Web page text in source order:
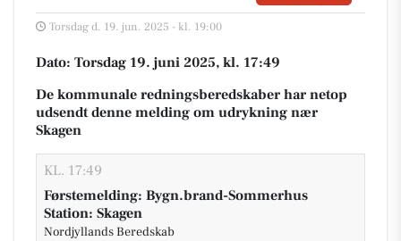
Torsdag d. 19. jun. 2025 - kl. 19:00
Dato: Torsdag 19. juni 2025, kl. 17:49
De kommunale redningsberedskaber har netop
udsendt denne melding om udrykning nær
Skagen
KL. 17:49
Førstemelding: Bygn.brand-Sommerhus
Station: Skagen
Nordjyllands Beredskab